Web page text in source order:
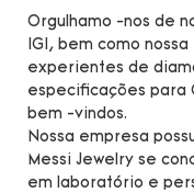
Orgulhamo -nos de
IGI, bem como
experientes de
especificações para
bem -vindos.
Nossa empresa
Messi Jewelry se
em laboratório e